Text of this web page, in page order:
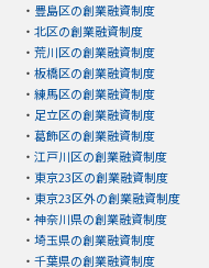
・ 豊島区の創業融資制度
・ 北区の創業融資制度
・ 荒川区の創業融資制度
・ 板橋区の創業融資制度
・ 練馬区の創業融資制度
・ 足立区の創業融資制度
・ 葛飾区の創業融資制度
・ 江戸川区の創業融資制度
・ 東京23区の創業融資制度
・ 東京23区外の創業融資制度
・ 神奈川県の創業融資制度
・ 埼玉県の創業融資制度
・ 千葉県の創業融資制度